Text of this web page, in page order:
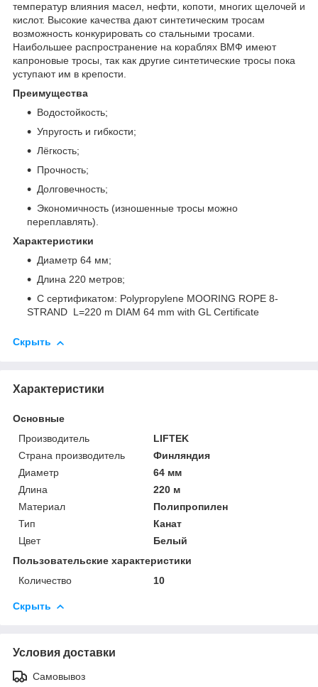
температур влияния масел, нефти, копоти, многих щелочей и
кислот. Высокие качества дают синтетическим тросам
возможность конкурировать со стальными тросами.
Наибольшее распространение на кораблях ВМФ имеют
капроновые тросы, так как другие синтетические тросы пока
уступают им в крепости.
Преимущества
Водостойкость;
Упругость и гибкости;
Лёгкость;
Прочность;
Долговечность;
Экономичность (изношенные тросы можно
переплавлять).
Характеристики
Диаметр 64 мм;
Длина 220 метров;
C сертификатом: Polypropylene MOORING ROPE 8-
STRAND L=220 m DIAM 64 mm with GL Certificate
Скрыть
Характеристики
Основные
Производитель
LIFTEK
Страна производитель
Финляндия
Диаметр
64 мм
Длина
220 м
Материал
Полипропилен
Тип
Канат
Цвет
Белый
Пользовательские характеристики
Количество
10
Скрыть
Условия доставки
Самовывоз